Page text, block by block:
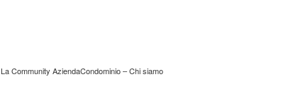
La Community AziendaCondominio – Chi siamo